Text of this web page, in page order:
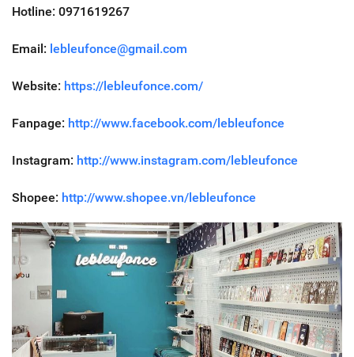
Hotline: 0971619267
Email: lebleufonce@gmail.com
Website: https://lebleufonce.com/
Fanpage: http://www.facebook.com/lebleufonce
Instagram: http://www.instagram.com/lebleufonce
Shopee: http://www.shopee.vn/lebleufonce